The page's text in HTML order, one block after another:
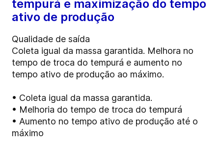
tempurá e maximização do tempo
ativo de produção
Qualidade de saída
Coleta igual da massa garantida. Melhora no
tempo de troca do tempurá e aumento no
tempo ativo de produção ao máximo.
• Coleta igual da massa garantida.
• Melhoria do tempo de troca do tempurá
• Aumento no tempo ativo de produção até o
máximo